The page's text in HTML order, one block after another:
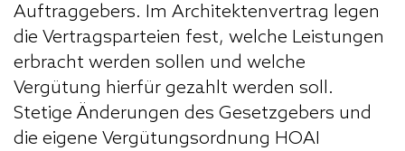
Auftraggebers. Im Architektenvertrag legen
die Vertragsparteien fest, welche Leistungen
erbracht werden sollen und welche
Vergütung hierfür gezahlt werden soll.
Stetige Änderungen des Gesetzgebers und
die eigene Vergütungsordnung HOAI